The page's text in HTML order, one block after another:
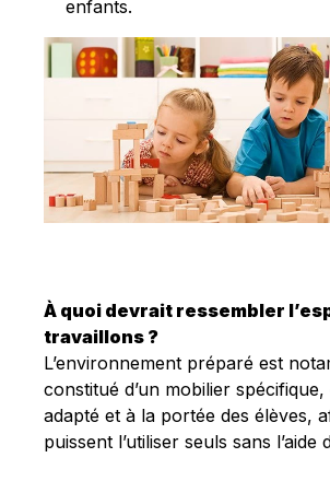
enfants.
À quoi devrait ressembler
travaillons ?
L’environnement préparé est
constitué d’un mobilier
adapté et à la portée des élèves,
puissent l’utiliser seuls sans l’aide